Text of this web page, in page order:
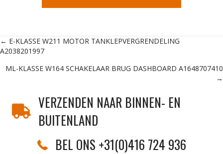
Posts
navigation
← E-KLASSE W211 MOTOR TANKLEPVERGRENDELING
A2038201997
ML-KLASSE W164 SCHAKELAAR BRUG DASHBOARD A1648707410
→
VERZENDEN NAAR BINNEN- EN
BUITENLAND
BEL ONS +31(0)416 724 936